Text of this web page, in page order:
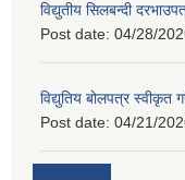
विद्युतीय सिलबन्दी
Post date: 04/28/
विद्युतिय बोलपत्र
Post date: 04/21/